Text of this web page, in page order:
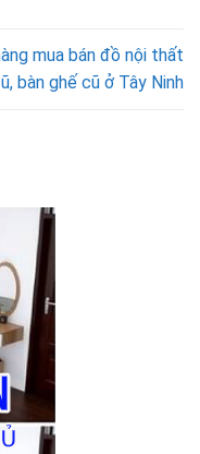
mua bán đồ nội thất
bàn ghế cũ ở Tây Ninh